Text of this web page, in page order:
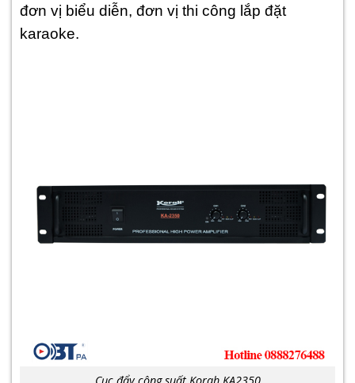
đơn vị biểu diễn, đơn vị thi công lắp đặt
karaoke.